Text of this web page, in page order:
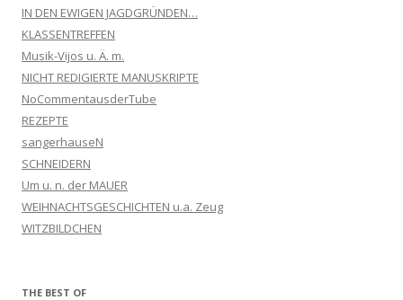
IN DEN EWIGEN JAGDGRÜNDEN…
KLASSENTREFFEN
Musik-Vijos u. Ä. m.
NICHT REDIGIERTE MANUSKRIPTE
NoCommentausderTube
REZEPTE
sangerhauseN
SCHNEIDERN
Um u. n. der MAUER
WEIHNACHTSGESCHICHTEN u.a. Zeug
WITZBILDCHEN
THE BEST OF